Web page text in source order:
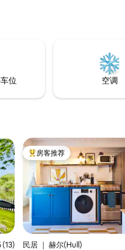
位 空调
评分 5 分（满分 5 分），共 13 条评价
(13)
热门「房客推荐」
房客推荐
民居 ｜ 赫尔(Hull)